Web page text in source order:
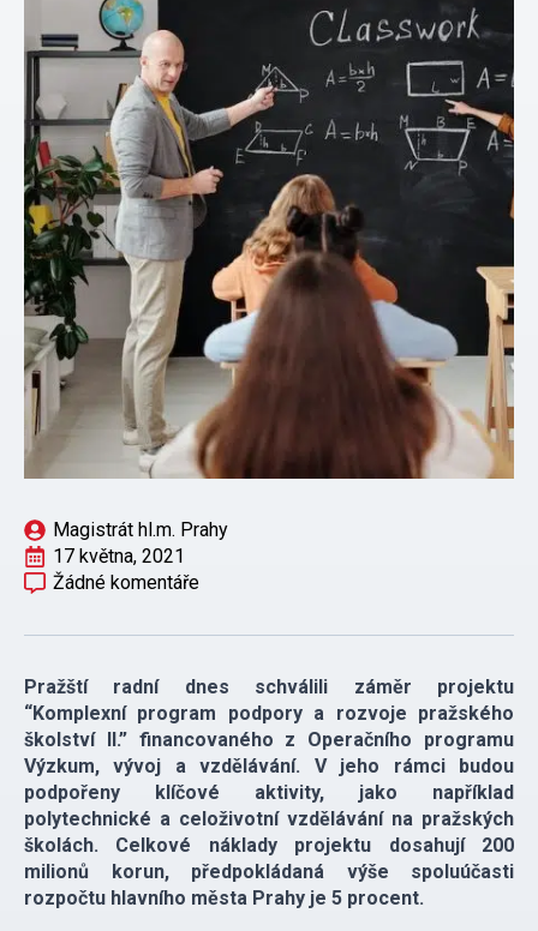
Magistrát hl.m. Prahy
17 května, 2021
Žádné komentáře
Pražští radní dnes schválili záměr projektu
“Komplexní program podpory a rozvoje pražského
školství II.” financovaného z Operačního programu
Výzkum, vývoj a vzdělávání. V jeho rámci budou
podpořeny klíčové aktivity, jako například
polytechnické a celoživotní vzdělávání na pražských
školách. Celkové náklady projektu dosahují 200
milionů korun, předpokládaná výše spoluúčasti
rozpočtu hlavního města Prahy je 5 procent.